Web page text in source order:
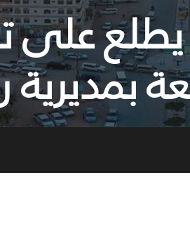
يطلع على